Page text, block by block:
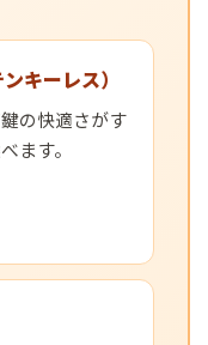
キーレス）
の快適さがす
ます。